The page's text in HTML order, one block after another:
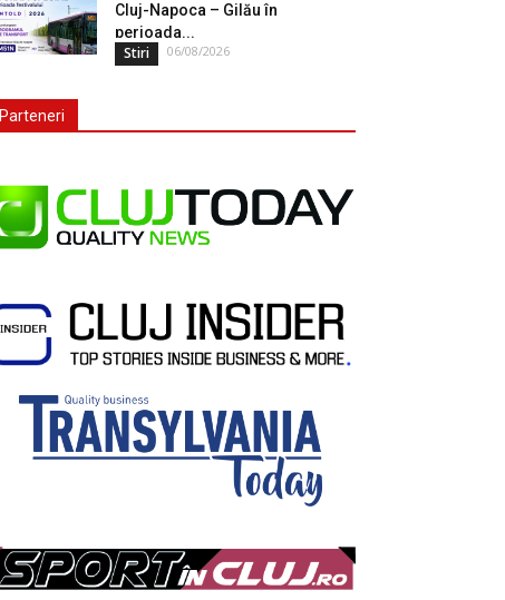
Cluj-Napoca – Gilău în
perioada...
Stiri 06/08/2026
Parteneri